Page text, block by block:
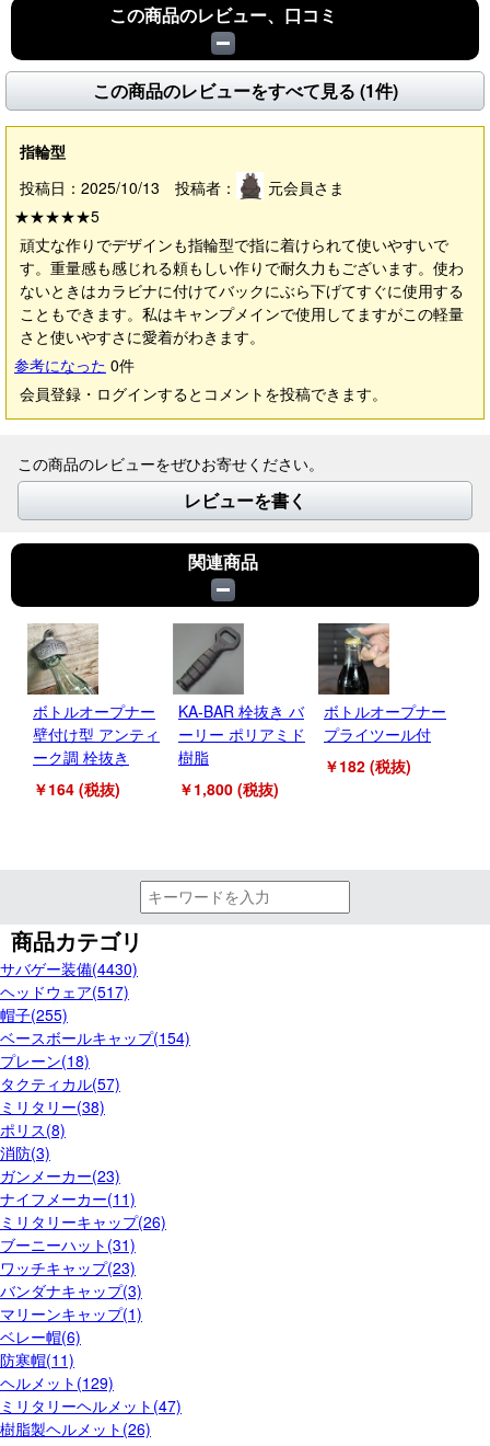
この商品のレビュー、口コミ
この商品のレビューをすべて見る (1件)
指輪型
投稿日：2025/10/13 投稿者：
元会員さま
★★★★★5
頑丈な作りでデザインも指輪型で指に着けられて使いやすいで
す。重量感も感じれる頼もしい作りで耐久力もございます。使わ
ないときはカラビナに付けてバックにぶら下げてすぐに使用する
こともできます。私はキャンプメインで使用してますがこの軽量
さと使いやすさに愛着がわきます。
参考になった 0件
会員登録・ログインするとコメントを投稿できます。
この商品のレビューをぜひお寄せください。
レビューを書く
関連商品
ボトルオープナー
壁付け型 アンティ
ーク調 栓抜き
￥164 (税抜)
KA-BAR 栓抜き バ
ーリー ポリアミド
樹脂
￥1,800 (税抜)
ボトルオープナー
プライツール付
￥182 (税抜)
商品カテゴリ
サバゲー装備(4430)
ヘッドウェア(517)
帽子(255)
ベースボールキャップ(154)
プレーン(18)
タクティカル(57)
ミリタリー(38)
ポリス(8)
消防(3)
ガンメーカー(23)
ナイフメーカー(11)
ミリタリーキャップ(26)
ブーニーハット(31)
ワッチキャップ(23)
バンダナキャップ(3)
マリーンキャップ(1)
ベレー帽(6)
防寒帽(11)
ヘルメット(129)
ミリタリーヘルメット(47)
樹脂製ヘルメット(26)